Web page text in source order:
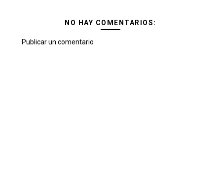
NO HAY COMENTARIOS:
Publicar un comentario